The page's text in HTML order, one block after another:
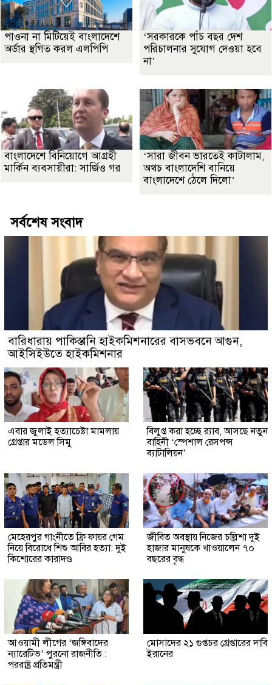
পাওনা না মিটিয়েই বাংলাদেশে
অর্ডার স্থগিত করল এলপিপি
‘সরকারকে পাঁচ বছর দেশ
পরিচালনার সুযোগ দেওয়া হবে
না’
বাংলাদেশে বিনিয়োগে আগ্রহী
মার্কিন ব্যবসায়ীরা: সার্জিও গর
‘সারা জীবন ভারতেই কাটালাম,
অথচ বাংলাদেশি বানিয়ে
বাংলাদেশে ঠেলে দিলো’
সর্বশেষ সংবাদ
বারিধারায় পাকিস্তানি হাইকমিশনারের বাসভবনে আগুন,
আইসিইউতে হাইকমিশনার
এবার জুলাই হত্যাচেষ্টা মামলায়
গ্রেপ্তার মডেল সিমু
বিলুপ্ত করা হচ্ছে র‍্যাব, আসছে নতুন
বাহিনী ‘স্পেশাল রেসপন্স
ব্যাটালিয়ন’
মেহেরপুর গাংনীতে ফ্রি ফায়র গেম
নিয়ে বিরোধে শিশু আবির হত্যা: দুই
কিশোরের কারাদণ্ড
জীবিত অবস্থায় নিজের চল্লিশা দুই
হাজার মানুষকে খাওয়ালেন ৭০
বছরের বৃদ্ধ
আওয়ামী লীগের ‘জঙ্গিবাদের
ন্যারেটিভ’ পুরনো রাজনীতি :
পররাষ্ট্র প্রতিমন্ত্রী
মোসাদের ২১ গুপ্তচর গ্রেপ্তারের দাবি
ইরানের